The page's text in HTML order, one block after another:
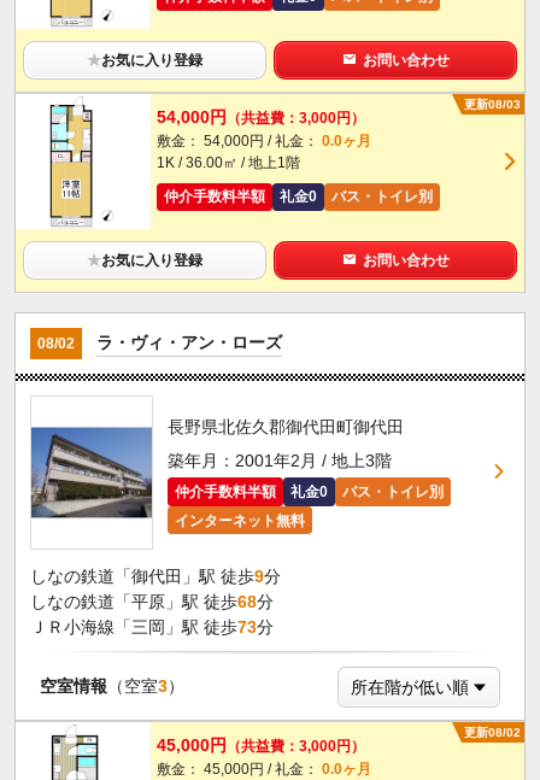
★お気に入り登録 お問い合わせ
更新08/03
54,000円
（共益費：3,000円）
敷金： 54,000円 / 礼金： 0.0ヶ月
1K / 36.00㎡ / 地上1階
仲介手数料半額
礼金0 バス・トイレ別
★お気に入り登録 お問い合わせ
08/02 ラ・ヴィ・アン・ローズ
長野県北佐久郡御代田町御代田
築年月：2001年2月 / 地上3階
仲介手数料半額 礼金0
バス・トイレ別
インターネット無料
しなの鉄道「御代田」駅 徒歩9分
しなの鉄道「平原」駅 徒歩68分
ＪＲ小海線「三岡」駅 徒歩73分
空室情報 （空室3）
更新08/02
45,000円
（共益費：3,000円）
敷金： 45,000円 / 礼金： 0.0ヶ月